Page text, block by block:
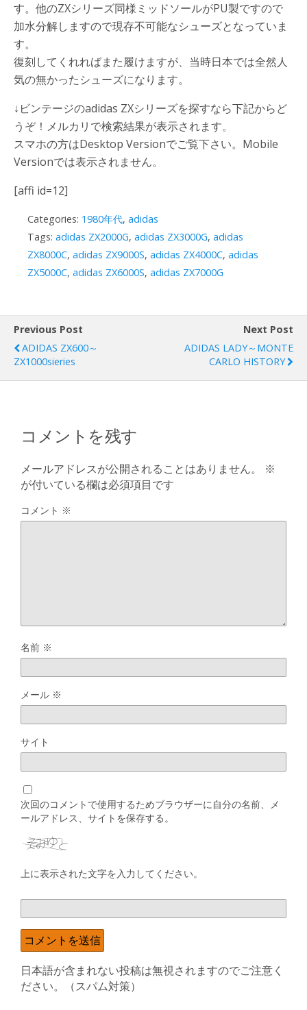
す。他のZXシリーズ同様ミッドソールがPU製ですので
加水分解しますので現存不可能なシューズとなっていま
す。
復刻してくれればまた履けますが、当時日本では全然人
気の無かったシューズになります。
↓ビンテージのadidas ZXシリーズを探すなら下記からど
うぞ！メルカリで検索結果が表示されます。
スマホの方はDesktop Versionでご覧下さい。Mobile
Versionでは表示されません。
[affi id=12]
Categories: 1980年代, adidas
Tags: adidas ZX2000G, adidas ZX3000G, adidas
ZX8000C, adidas ZX9000S, adidas ZX4000C, adidas
ZX5000C, adidas ZX6000S, adidas ZX7000G
Previous Post
ADIDAS ZX600～
ZX1000sieries
Next Post
ADIDAS LADY～MONTE
CARLO HISTORY
コメントを残す
メールアドレスが公開されることはありません。
※
が付いている欄は必須項目です
コメント ※
名前 ※
メール ※
サイト
次回のコメントで使用するためブラウザーに自分の名前、メ
ールアドレス、サイトを保存する。
上に表示された文字を入力してください。
日本語が含まれない投稿は無視されますのでご注意く
ださい。（スパム対策）